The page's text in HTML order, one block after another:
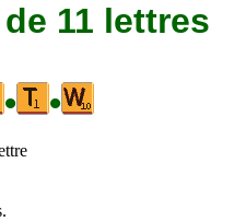
11 lettres
• •